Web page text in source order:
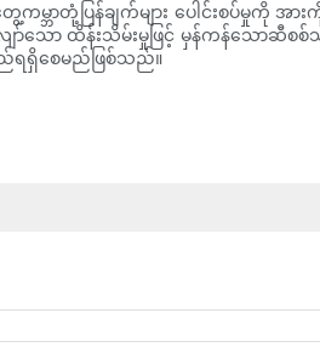
ြန်ချက်များ ပေါင်းစပ်မှုကို အားကိုး
ျော်သော ထိန်းသိမ်းမှုဖြင့် မှန်ကန်သော
ည်ရရှိစေမည်ဖြစ်သည်။